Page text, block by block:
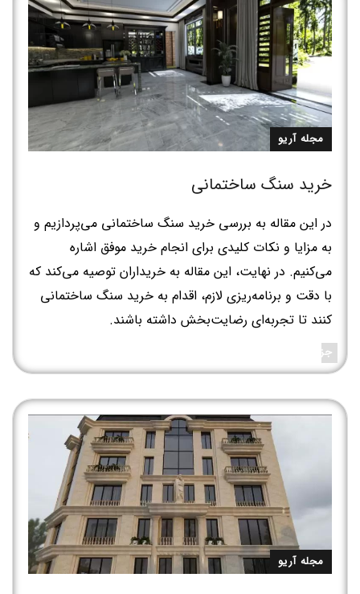
مجله آریو
خرید سنگ ساختمانی
در این مقاله به بررسی خرید سنگ ساختمانی می‌پردازیم و
به مزایا و نکات کلیدی برای انجام خرید موفق اشاره
می‌کنیم. در نهایت، این مقاله به خریداران توصیه می‌کند که
با دقت و برنامه‌ریزی لازم، اقدام به خرید سنگ ساختمانی
کنند تا تجربه‌ای رضایت‌بخش داشته باشند.
جزئیات بیشتر
مجله آریو